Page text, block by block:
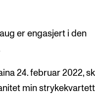
er engasjert i den
24. februar 2022,
min strykekvartett